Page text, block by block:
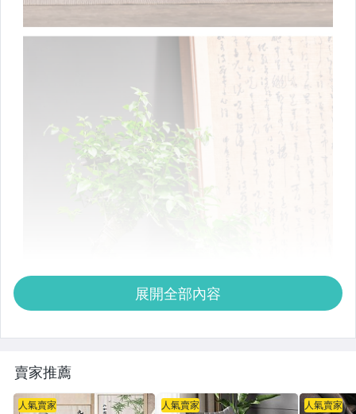
展開全部內容
賣家推薦
人氣賣家 人氣賣家 人氣賣家